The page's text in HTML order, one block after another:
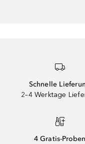
Schnelle
2–4 Werktage
4 Gratis-Proben